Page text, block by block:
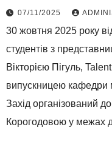
Пігуль
07/11/2025
30 жовтня 2025 року
студентів з
Вікторією Пігуль,
випускницею кафедри
Захід організований
Корогодовою у межах